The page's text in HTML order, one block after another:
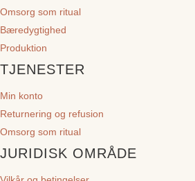
Omsorg som ritual
Bæredygtighed
Produktion
TJENESTER
Min konto
Returnering og refusion
Omsorg som ritual
JURIDISK OMRÅDE